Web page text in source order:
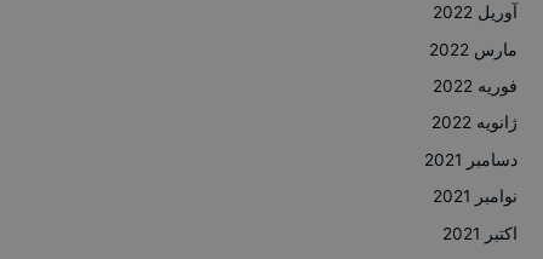
آوریل 2022
مارس 2022
فوریه 2022
ژانویه 2022
دسامبر 2021
نوامبر 2021
اکتبر 2021